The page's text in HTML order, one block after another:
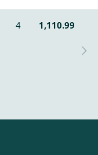
4 1,110.99